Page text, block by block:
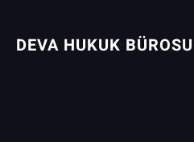
DEVA HUKUK BÜROSU